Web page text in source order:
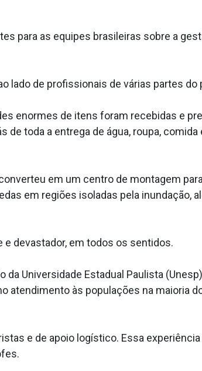
para as equipes brasileiras sobre a
lado de profissionais de várias partes do
enormes de itens foram recebidas e
de toda a entrega de água, roupa,
em um centro de montagem
em regiões isoladas pela inundação,
e devastador, em todos os sentidos.
Universidade Estadual Paulista
atendimento às populações na maioria
e de apoio logístico. Essa